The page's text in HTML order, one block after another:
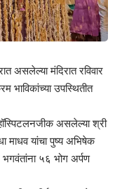
असलेल्या मंदिरात रविवार
भाविकांच्या उपस्थितीत
असलेल्या श्री
माधव यांचा पुष्य अभिषेक
५६ भोग अर्पण